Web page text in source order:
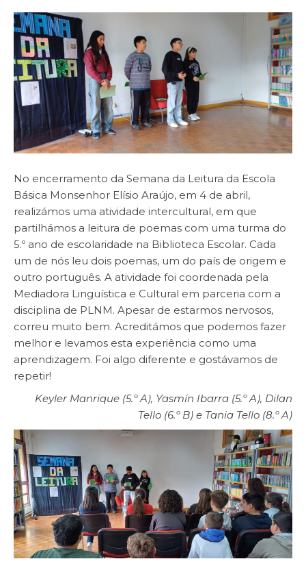
No encerramento da Semana da Leitura da Escola
Básica Monsenhor Elísio Araújo, em 4 de abril,
realizámos uma atividade intercultural, em que
partilhámos a leitura de poemas com uma turma do
5.º ano de escolaridade na Biblioteca Escolar. Cada
um de nós leu dois poemas, um do país de origem e
outro português. A atividade foi coordenada pela
Mediadora Linguística e Cultural em parceria com a
disciplina de PLNM. Apesar de estarmos nervosos,
correu muito bem. Acreditámos que podemos fazer
melhor e levamos esta experiência como uma
aprendizagem. Foi algo diferente e gostávamos de
repetir!
Keyler Manrique (5.º A), Yasmín Ibarra (5.º A), Dilan
Tello (6.º B) e Tania Tello (8.º A)